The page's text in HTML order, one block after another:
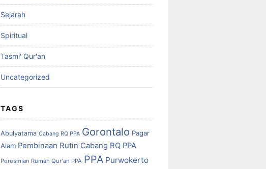
Sejarah
Spiritual
Tasmi' Qur'an
Uncategorized
TAGS
Abulyatama Cabang RQ PPA Gorontalo Pagar
Alam Pembinaan Rutin Cabang RQ PPA
Peresmian Rumah Qur'an PPA PPA Purwokerto